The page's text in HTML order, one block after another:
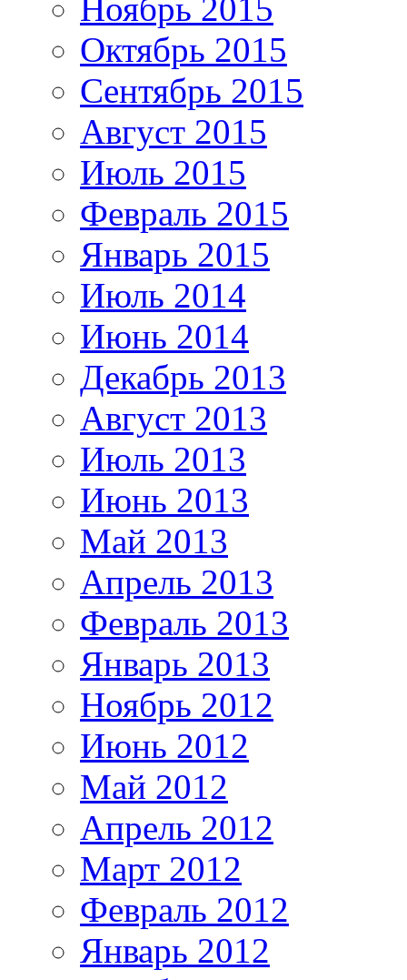
Ноябрь 2015
Октябрь 2015
Сентябрь 2015
Август 2015
Июль 2015
Февраль 2015
Январь 2015
Июль 2014
Июнь 2014
Декабрь 2013
Август 2013
Июль 2013
Июнь 2013
Май 2013
Апрель 2013
Февраль 2013
Январь 2013
Ноябрь 2012
Июнь 2012
Май 2012
Апрель 2012
Март 2012
Февраль 2012
Январь 2012